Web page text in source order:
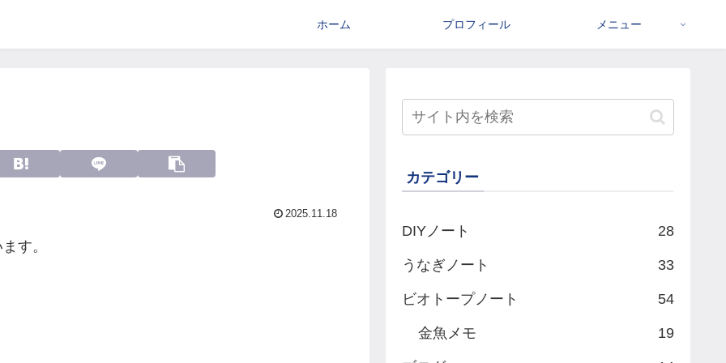
ホーム プロフィール メニュー
2025.11.18
す。
カテゴリー
DIYノート 28
うなぎノート 33
ビオトープノート 54
金魚メモ 19